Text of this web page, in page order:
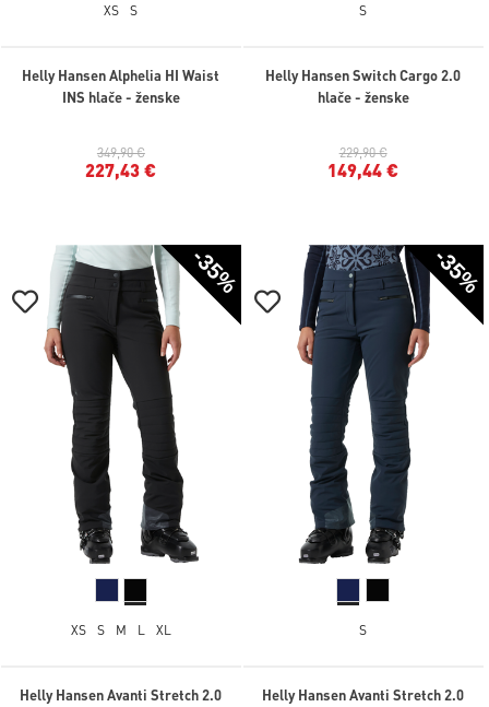
XS S
Helly Hansen Alphelia HI Waist
INS hlače - ženske
349,90 €
227,43 €
S
Helly Hansen Switch Cargo 2.0
hlače - ženske
229,90 €
149,44 €
-35%
XS S M L XL
Helly Hansen Avanti Stretch 2.0
-35%
S
Helly Hansen Avanti Stretch 2.0